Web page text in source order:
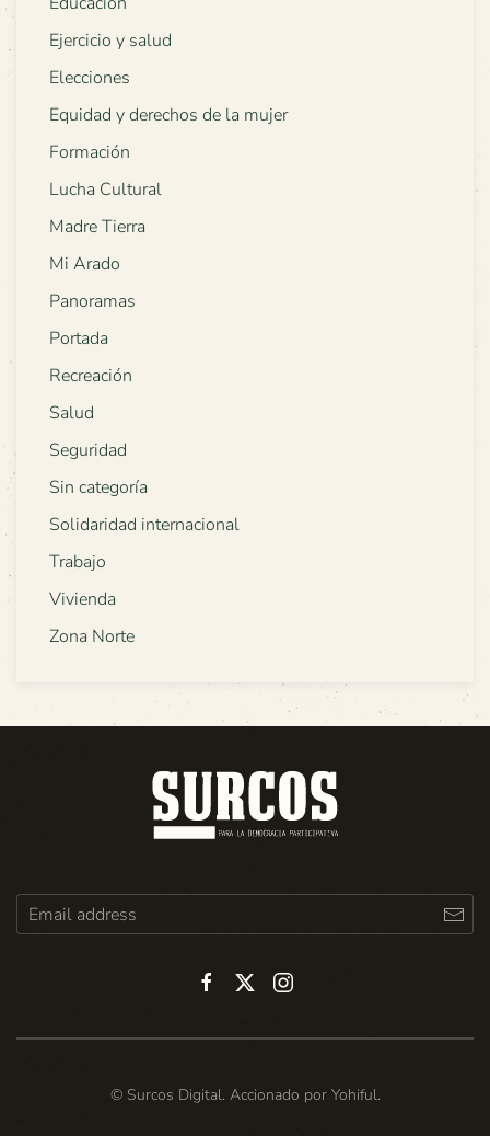
Ejercicio y salud
Elecciones
Equidad y derechos de la mujer
Formación
Lucha Cultural
Madre Tierra
Mi Arado
Panoramas
Portada
Recreación
Salud
Seguridad
Sin categoría
Solidaridad internacional
Trabajo
Vivienda
Zona Norte
© Surcos Digital. Accionado por Yohiful.